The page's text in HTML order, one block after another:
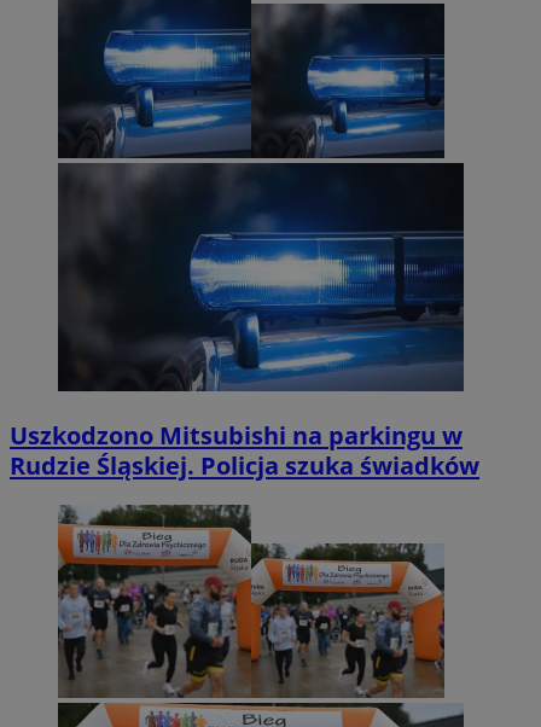
Uszkodzono Mitsubishi na parkingu w
Rudzie Śląskiej. Policja szuka świadków